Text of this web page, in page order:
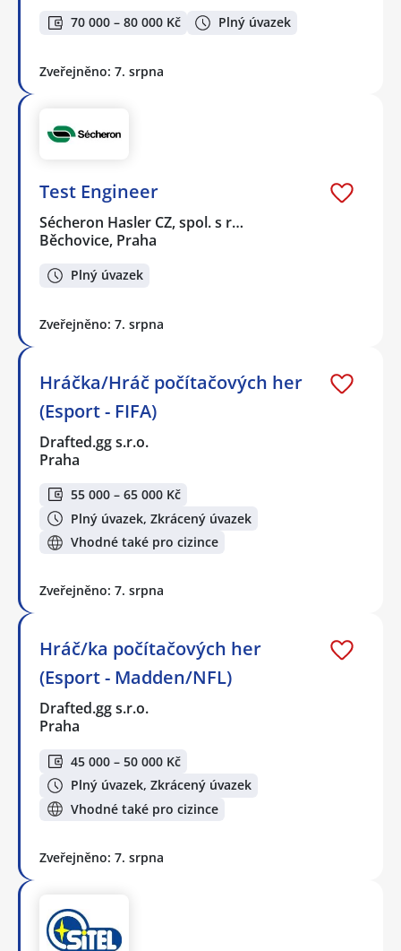
70 000 – 80 000 Kč Plný úvazek
Zveřejněno: 7. srpna
Test Engineer
Sécheron Hasler CZ, spol. s r…
Běchovice, Praha
Plný úvazek
Zveřejněno: 7. srpna
Hráčka/Hráč počítačových her
(Esport - FIFA)
Drafted.gg s.r.o.
Praha
55 000 – 65 000 Kč
Plný úvazek, Zkrácený úvazek
Vhodné také pro cizince
Zveřejněno: 7. srpna
Hráč/ka počítačových her
(Esport - Madden/NFL)
Drafted.gg s.r.o.
Praha
45 000 – 50 000 Kč
Plný úvazek, Zkrácený úvazek
Vhodné také pro cizince
Zveřejněno: 7. srpna